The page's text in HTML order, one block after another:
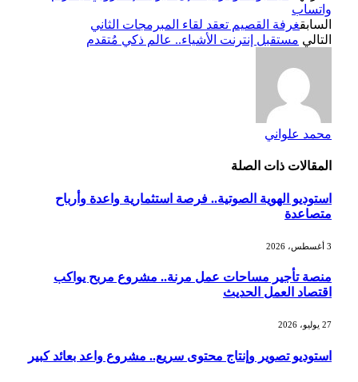
واتساب
السابقغرفة القصيم تعقد لقاء المبرمجات الثاني
التالي مستقبل إنترنت الأشياء.. عالم ذكي مُتقدم
محمد علواني
المقالات ذات الصلة
استوديو الهوية الصوتية.. فرصة استثمارية واعدة وأرباح
متصاعدة
3 أغسطس، 2026
منصة تأجير مساحات عمل مرنة.. مشروع مربح يواكب
اقتصاد العمل الحديث
27 يوليو، 2026
استوديو تصوير وإنتاج محتوى سريع.. مشروع واعد بعائد كبير